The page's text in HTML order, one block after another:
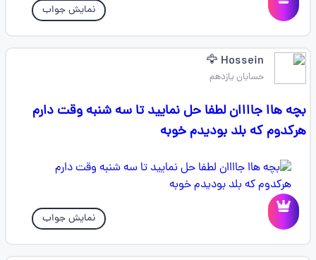
نمایش جواب
Hossein 🦅
حسابان یازدهم
بچه هاا جاااان لطفا حل نمایید تا سه شنبه وقت دارم
هرکدوم که بلد بودیدم خوبه
نمایش جواب